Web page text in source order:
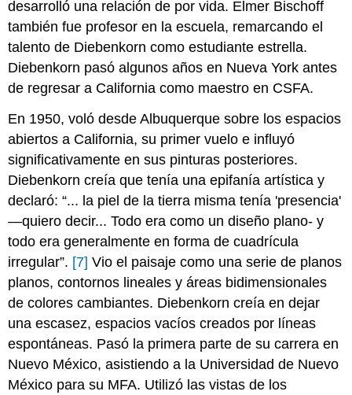
desarrolló una relación de por vida. Elmer Bischoff
también fue profesor en la escuela, remarcando el
talento de Diebenkorn como estudiante estrella.
Diebenkorn pasó algunos años en Nueva York antes
de regresar a California como maestro en CSFA.
En 1950, voló desde Albuquerque sobre los espacios
abiertos a California, su primer vuelo e influyó
significativamente en sus pinturas posteriores.
Diebenkorn creía que tenía una epifanía artística y
declaró: “... la piel de la tierra misma tenía 'presencia'
—quiero decir... Todo era como un diseño plano- y
todo era generalmente en forma de cuadrícula
irregular”. [7] Vio el paisaje como una serie de planos
planos, contornos lineales y áreas bidimensionales
de colores cambiantes. Diebenkorn creía en dejar
una escasez, espacios vacíos creados por líneas
espontáneas. Pasó la primera parte de su carrera en
Nuevo México, asistiendo a la Universidad de Nuevo
México para su MFA. Utilizó las vistas de los